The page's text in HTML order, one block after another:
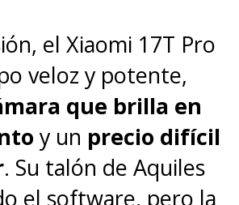
juegos por
se pueden activar
equipo está
. Son cosas menores,
ayudan a
poco la situación.
el Xiaomi 17T Pro
veloz y potente,
que brilla en
y un precio difícil
. Su talón de Aquiles
el software, pero la